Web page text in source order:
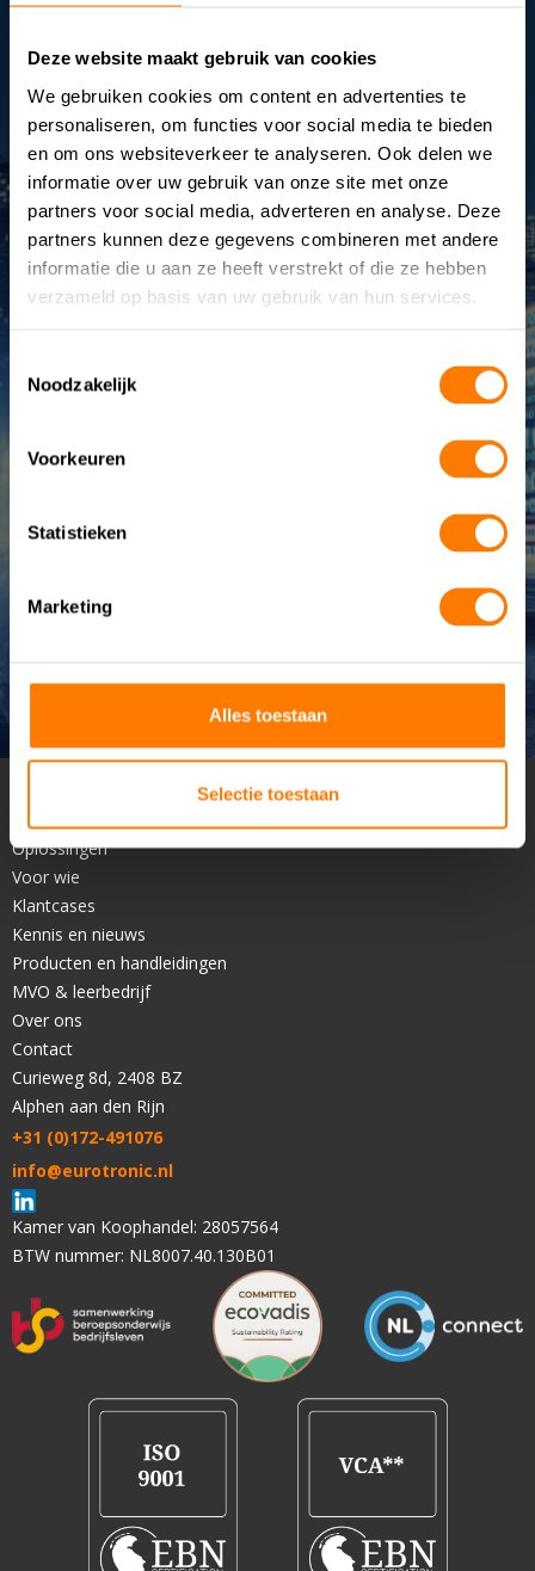
Deze website maakt gebruik van cookies
We gebruiken cookies om content en advertenties te
personaliseren, om functies voor social media te bieden
en om ons websiteverkeer te analyseren. Ook delen we
informatie over uw gebruik van onze site met onze
partners voor social media, adverteren en analyse. Deze
partners kunnen deze gegevens combineren met andere
informatie die u aan ze heeft verstrekt of die ze hebben
verzameld op basis van uw gebruik van hun services.
Noodzakelijk
Voorkeuren
Statistieken
Marketing
Alles toestaan
Selectie toestaan
advies
+31 (0)172-491076info@eurotronic.nl
BESS-systemen
Anders
Home
Oplossingen
Voor wie
Klantcases
Kennis en nieuws
Producten en handleidingen
MVO & leerbedrijf
Over ons
Contact
Curieweg 8d, 2408 BZ
Alphen aan den Rijn
+31 (0)172-491076
info@eurotronic.nl
Kamer van Koophandel: 28057564
BTW nummer: NL8007.40.130B01